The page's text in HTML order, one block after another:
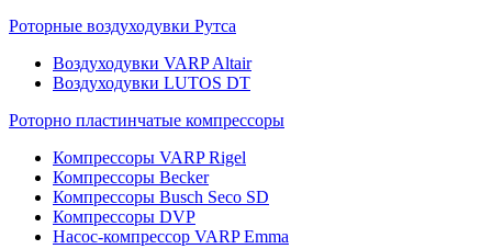
Роторные воздуходувки Рутса
Воздуходувки VARP Altair
Воздуходувки LUTOS DT
Роторно пластинчатые компрессоры
Компрессоры VARP Rigel
Компрессоры Becker
Компрессоры Busch Seco SD
Компрессоры DVP
Насос-компрессор VARP Emma